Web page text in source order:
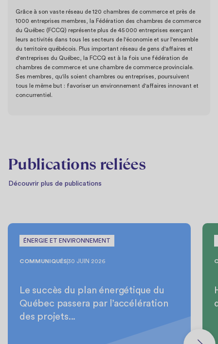
Grâce à son vaste réseau de 120 chambres de commerce et près de
1000 entreprises membres, la Fédération des chambres de commerce
du Québec (FCCQ) représente plus de 45 000 entreprises exerçant
leurs activités dans tous les secteurs de l'économie et sur l'ensemble
du territoire québécois. Plus important réseau de gens d'affaires et
d'entreprises du Québec, la FCCQ est à la fois une fédération de
chambres de commerce et une chambre de commerce provinciale.
Ses membres, qu'ils soient chambres ou entreprises, poursuivent
tous le même but : favoriser un environnement d'affaires innovant et
concurrentiel.
Publications reliées
Découvrir plus de publications
ÉNERGIE ET ENVIRONNEMENT
COMMUNIQUÉS 30 JUIN 2026
Le succès du plan énergétique du
Québec passera par l’accélération
des projets...